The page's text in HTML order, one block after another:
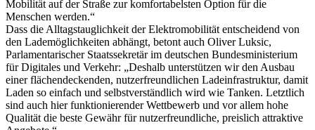
Mobilität auf der Straße zur komfortabelsten Option für die
Menschen werden.“
Dass die Alltagstauglichkeit der Elektromobilität entscheidend von
den Lademöglichkeiten abhängt, betont auch Oliver Luksic,
Parlamentarischer Staatssekretär im deutschen Bundesministerium
für Digitales und Verkehr: „Deshalb unterstützen wir den Ausbau
einer flächendeckenden, nutzerfreundlichen Ladeinfrastruktur, damit
Laden so einfach und selbstverständlich wird wie Tanken. Letztlich
sind auch hier funktionierender Wettbewerb und vor allem hohe
Qualität die beste Gewähr für nutzerfreundliche, preislich attraktive